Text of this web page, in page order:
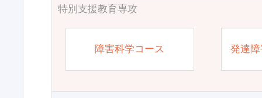
特別支援教育専攻
障害科学コース 発達